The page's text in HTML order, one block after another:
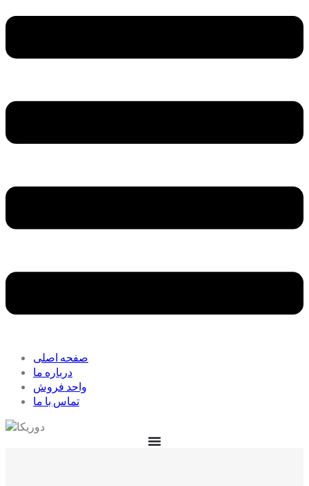
صفحه اصلی
درباره ما
واحد فروش
تماس با ما